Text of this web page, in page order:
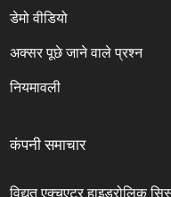
डेमो वीडियो
अक्सर पूछे जाने वाले प्रश्न
नियमावली
कंपनी समाचार
विद्युत एक्चुएटर हाइड्रोलिक